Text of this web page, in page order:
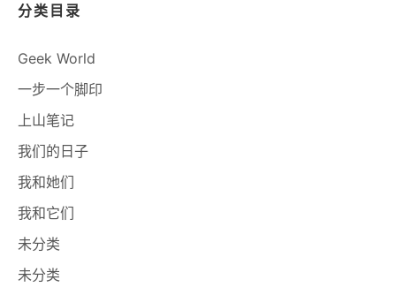
分类目录
Geek World
一步一个脚印
上山笔记
我们的日子
我和她们
我和它们
未分类
未分类